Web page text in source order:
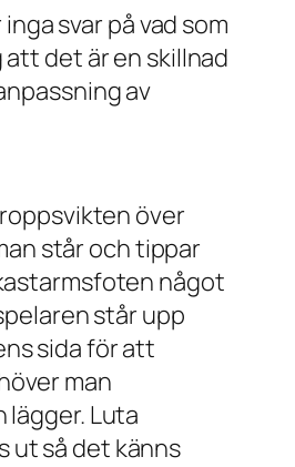
svar på vad som
det är en skillnad
av
över
står och tippar
något
står upp
sida för att
man
Luta
ut så det känns